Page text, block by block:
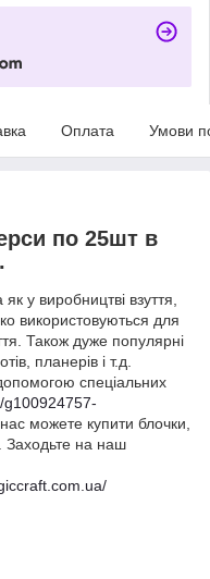
Оплата Умови
по 25шт в
у виробництві взуття,
використовуються для
Також дуже популярні
планерів і т.д.
спеціальних
g100924757-
можете купити блочки,
Заходьте на наш